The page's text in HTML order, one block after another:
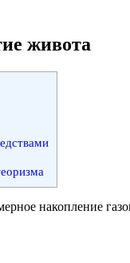
живота
накопление